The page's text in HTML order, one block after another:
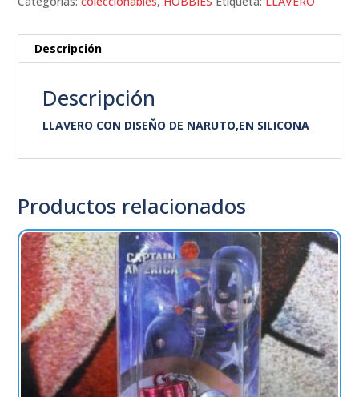
Descripción
Descripción
LLAVERO CON DISEÑO DE NARUTO,EN SILICONA
Productos relacionados